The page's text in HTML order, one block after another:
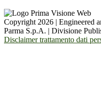
Copyright 2026 | Engineered
Parma S.p.A. | Divisione
Disclaimer trattamento dati